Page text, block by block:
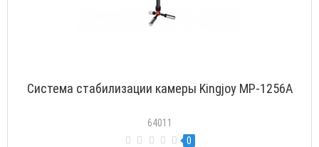
Система стабилизации камеры Kingjoy MP-1256A
64011
0